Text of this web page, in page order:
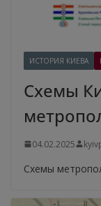
ИСТОРИЯ КИЕВА
Схемы
04.02.2025
Схемы